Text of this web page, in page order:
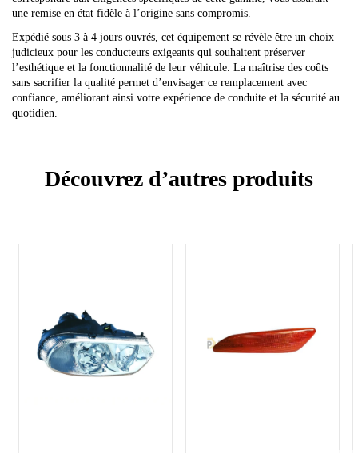
une remise en état fidèle à l’origine sans compromis.
Expédié sous 3 à 4 jours ouvrés, cet équipement se révèle être un choix
judicieux pour les conducteurs exigeants qui souhaitent préserver
l’esthétique et la fonctionnalité de leur véhicule. La maîtrise des coûts
sans sacrifier la qualité permet d’envisager ce remplacement avec
confiance, améliorant ainsi votre expérience de conduite et la sécurité au
quotidien.
Découvrez d’autres produits